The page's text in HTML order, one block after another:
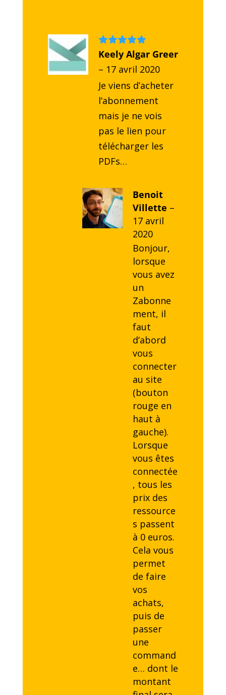
Note5 sur
Keely Algar Greer
– 17 avril 2020
Je viens d’acheter
l’abonnement
mais je ne vois
pas le lien pour
télécharger les
PDFs…
Benoit
Villette –
17 avril
2020
Bonjour,
lorsque
vous avez
un
Zabonne
ment, il
faut
d’abord
vous
connecter
au site
(bouton
rouge en
haut à
gauche).
Lorsque
vous êtes
connectée
, tous les
prix des
ressource
s passent
à 0 euros.
Cela vous
permet
de faire
vos
achats,
puis de
passer
une
command
e… dont le
montant